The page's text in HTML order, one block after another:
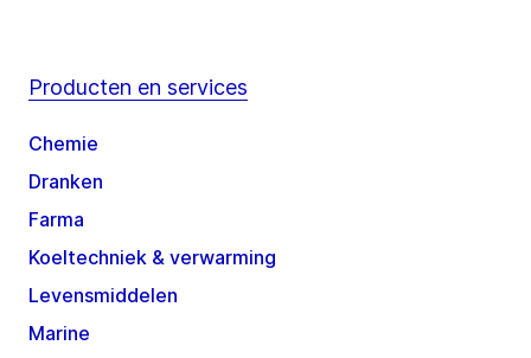
Producten en services
Chemie
Dranken
Farma
Koeltechniek & verwarming
Levensmiddelen
Marine